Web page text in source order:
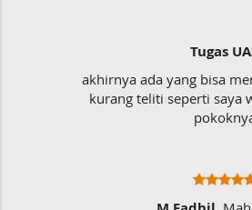
Tugas UAS
akhirnya ada yang bisa
kurang teliti seperti saya
pokoknya